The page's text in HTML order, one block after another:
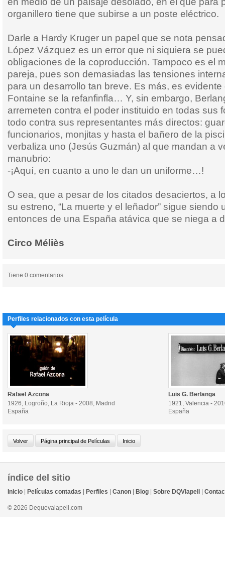
organillero tiene que subirse a un poste eléctrico.
Darle a Hardy Kruger un papel que se nota
López Vázquez es un error que ni siquiera se
obligaciones de la coproducción. Tampoco es el
pareja, pues son demasiadas las tensiones
para un desarrollo tan breve. Es más, es
Fontaine se la refanfinfla… Y, sin embargo,
arremeten contra el poder instituido en todas sus
todo contra sus representantes más directos:
funcionarios, monjitas y hasta el bañero de la
verbaliza uno (Jesús Guzmán) al que mandan a
manubrio:
-¡Aquí, en cuanto a uno le dan un uniforme…!
O sea, que a pesar de los citados desaciertos, a
su estreno, “La muerte y el leñador” sigue siendo
entonces de una España atávica que se niega a
Circo Méliès
Tiene 0 comentarios
Perfiles relacionados con esta película
Rafael Azcona
1926, Logroño, La Rioja - 2008, Madrid
España
Luis G. Berlanga
1921, Valencia -
España
índice del sitio
Inicio Películas contadas Perfiles Canon Blog Sobre DQVlapeli
© 2026 Dequevalapeli.com